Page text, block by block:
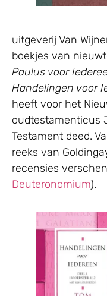
uitgeverij Van
boekjes van
Paulus voor
Handelingen voor
heeft voor het
oudtestamenticus
Testament deed.
reeks van
recensies
Deuteronomium).